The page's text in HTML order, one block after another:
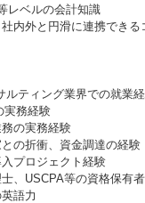
レベルの会計知識
内外と円滑に連携できる
ルティング業界での就業
実務経験
の実務経験
の折衝、資金調達の経験
プロジェクト経験
、USCPA等の資格保有者
語力